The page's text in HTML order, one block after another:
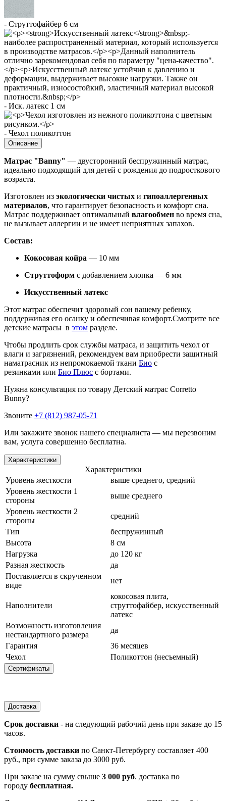
- Струттофайбер 6 см
- Иск. латекс 1 cм
- Чехол поликоттoн
Описание
Матрас "Banny" — двусторонний беспружинный матрас,
идеально подходящий для детей с рождения до подросткового
возраста.
Изготовлен из экологически чистых и гипоаллергенных
материалов, что гарантирует безопасность и комфорт сна.
Матрас поддерживает оптимальный влагообмен во время сна,
не вызывает аллергии и не имеет неприятных запахов.
Состав:
Кокосовая койра — 10 мм
Струттоформ с добавлением хлопка — 6 мм
Искусственный латекс
Этот матрас обеспечит здоровый сон вашему ребенку,
поддерживая его осанку и обеспечивая комфорт.Смотрите все
детские матрасы в этом разделе.
Чтобы продлить срок службы матраса, и защитить чехол от
влаги и загрязнений, рекомендуем вам приобрести защитный
наматрасник из непромокаемой ткани Био с
резинками или Био Плюс с бортами.
Нужна консультация по товару Детский матрас Corretto
Bunny?
Звоните +7 (812) 987-05-71
Или закажите звонок нашего специалиста — мы перезвоним
вам, услуга совершенно бесплатна.
Характеристики
Характеристики
Уровень жесткости
выше среднего, средний
Уровень жесткости 1
стороны
выше среднего
Уровень жесткости 2
стороны
средний
Тип
беспружинный
Высота
8 см
Нагрузка
до 120 кг
Разная жесткость
да
Поставляется в скрученном
виде
нет
Наполнители
кокосовая плита,
струттофайбер, искусственный
латекс
Возможность изготовления
нестандартного размера
да
Гарантия
36 месяцев
Чехол
Поликоттон (несъемный)
Сертификаты
Доставка
Срок доставки - на следующий рабочий день при заказе до 15
часов.
Стоимость доставки по Санкт-Петербургу составляет 400
руб., при сумме заказа до 3000 руб.
При заказе на сумму свыше 3 000 руб. доставка по
городу бесплатная.